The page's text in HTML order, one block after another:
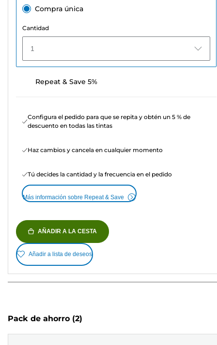
Compra única
Cantidad
1
Repeat & Save 5%
Configura el pedido para que se repita y obtén un 5 % de
descuento en todas las tintas
Haz cambios y cancela en cualquier momento
Tú decides la cantidad y la frecuencia en el pedido
Más información sobre Repeat & Save
AÑADIR A LA CESTA
Añadir a lista de deseos
Pack de ahorro (2)